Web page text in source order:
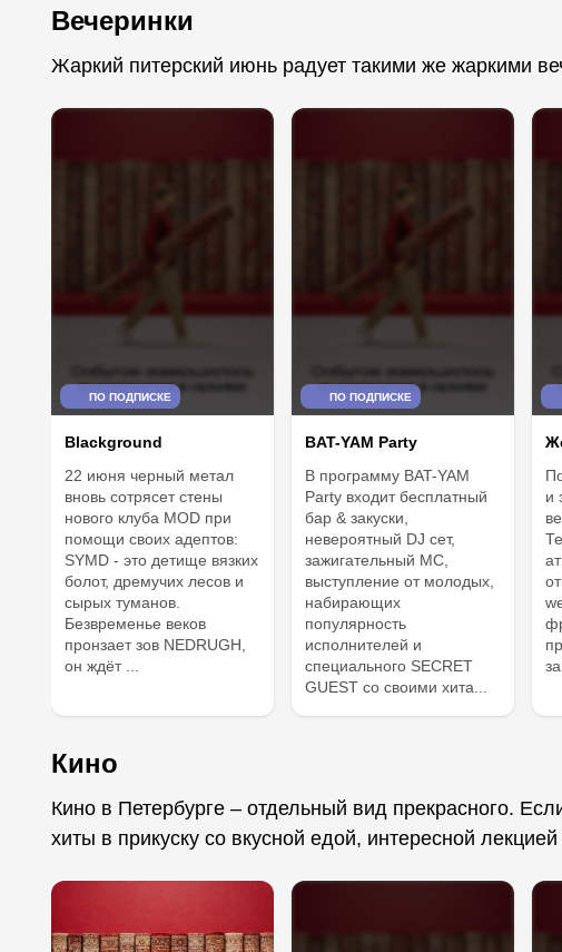
Вечеринки
Жаркий питерский июнь радует такими же жаркими
ПО ПОДПИСКЕ
Blackground
22 июня черный метал
вновь сотрясет стены
нового клуба MOD при
помощи своих адептов:
SYMD - это детище вязких
болот, дремучих лесов и
сырых туманов.
Безвременье веков
пронзает зов NEDRUGH,
он ждёт ...
ПО ПОДПИСКЕ
BAT-YAM Party
В программу BAT-YAM
Party входит бесплатный
бар & закуски,
невероятный DJ сет,
зажигательный МС,
выступление от молодых,
набирающих
популярность
исполнителей и
специального SECRET
GUEST со своими хита...
и
Кино
Кино в Петербурге – отдельный вид прекрасного.
хиты в прикуску со вкусной едой, интересной